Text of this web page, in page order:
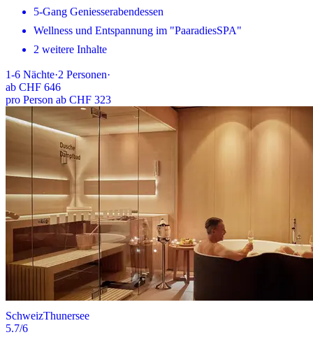
5-Gang Geniesserabendessen
Wellness und Entspannung im "PaaradiesSPA"
2 weitere Inhalte
1-6 Nächte·2 Personen·
ab CHF 646
pro Person ab CHF 323
SchweizThunersee
5.7/6